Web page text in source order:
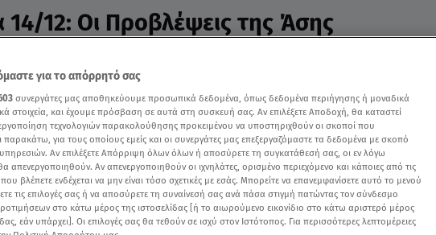
12: Οι Προβλέψεις της Άσης
της Άσης Μπήλιου στο Breakfast@Star
για το απόρρητό σας
συνεργάτες μας αποθηκεύουμε προσωπικά δεδομένα, όπως δεδομένα περιήγησης ή μοναδικά
στοιχεία, και έχουμε πρόσβαση σε αυτά στη συσκευή σας. Αν επιλέξετε Αποδοχή, θα καταστεί
τεχνολογιών παρακολούθησης προκειμένου να υποστηριχθούν οι σκοποί που
παρακάτω, για τους οποίους εμείς και οι συνεργάτες μας επεξεργαζόμαστε τα δεδομένα με σκοπό
Αν επιλέξετε Απόρριψη όλων όλων ή αποσύρετε τη συγκατάθεσή σας, οι εν λόγω
απενεργοποιηθούν. Αν απενεργοποιηθούν οι ιχνηλάτες, ορισμένο περιεχόμενο και κάποιες από τις
βλέπετε ενδέχεται να μην είναι τόσο σχετικές με εσάς. Μπορείτε να επανεμφανίσετε αυτό το μενού
τις επιλογές σας ή να αποσύρετε τη συναίνεσή σας ανά πάσα στιγμή πατώντας τον σύνδεσμο
στο κάτω μέρος της ιστοσελίδας [ή το αιωρούμενο εικονίδιο στο κάτω αριστερό μέρος
εάν υπάρχει]. Οι επιλογές σας θα τεθούν σε ισχύ στον Ιστότοπος. Για περισσότερες λεπτομέρειες